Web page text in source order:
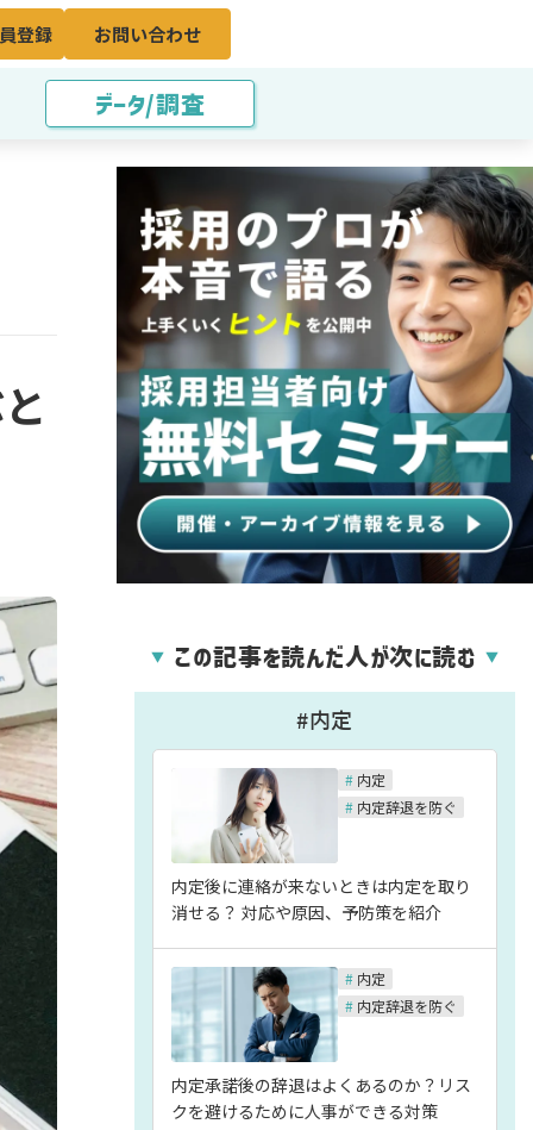
登録 お問い合わせ
データ/調査
▼ この記事を読んだ人が次に読む ▼
#内定
# 内定
# 内定辞退を防ぐ
内定後に連絡が来ないときは内定を取り
消せる？ 対応や原因、予防策を紹介
# 内定
# 内定辞退を防ぐ
内定承諾後の辞退はよくあるのか？リス
クを避けるために人事ができる対策